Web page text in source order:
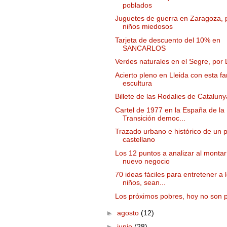
poblados
Juguetes de guerra en Zaragoza,
niños miedosos
Tarjeta de descuento del 10% en
SANCARLOS
Verdes naturales en el Segre, por
Acierto pleno en Lleida con esta
escultura
Billete de las Rodalies de
Cartel de 1977 en la España de la
Transición democ...
Trazado urbano e histórico de un
castellano
Los 12 puntos a analizar al
nuevo negocio
70 ideas fáciles para entretener a
niños, sean...
Los próximos pobres, hoy no son
► agosto (12)